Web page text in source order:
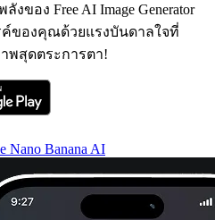
ของ Free AI Image Generator
ของคุณด้วยแรงบันดาลใจที่
พสุดตระการตา!
Nano Banana AI